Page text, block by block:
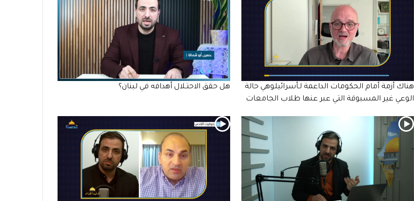
هناك أزمة أمام الحكومات الداعمة لـأسرائيلوهي حالة
الوعي غير المسبوقة التي عبر عنها طلاب الجامعات
هل حقق الاحتـلال أهدافه في لبنان؟